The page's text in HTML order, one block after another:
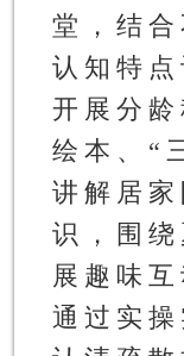
堂，结
认知特点
开展分
绘本、“
讲解居
识，围
展趣味
通过实